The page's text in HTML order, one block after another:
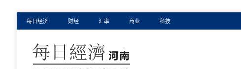
每日经济 财经 汇率 商业 科技